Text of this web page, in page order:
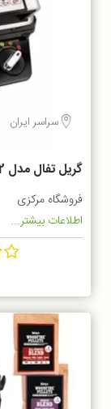
سراسر ایران
گریل تفال مدل GC450B32
فروشگاه مرکزی
اطلاعات بیشتر...